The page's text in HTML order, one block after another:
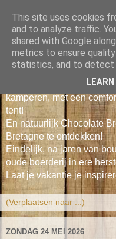
Le Petit
Leuke duurzame
Bretagne voor 2-4
Onze Cosy Cabin,
kamperen, met een
tent!
En natuurlijk Chocolate
Bretagne te ontdekken!
Eindelijk, na jaren van
oude boerderij in ere
Laat je vakantie je
ZONDAG 24 MEI 2026
This site uses cookies
and to analyze traffic.
shared with Google
metrics to ensure
statistics, and to detect